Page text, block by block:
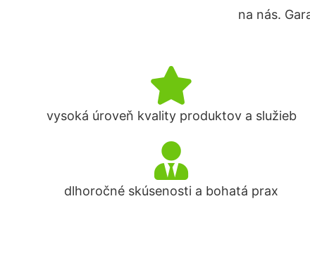
na nás.
vysoká úroveň kvality produktov a služieb
dlhoročné skúsenosti a bohatá prax